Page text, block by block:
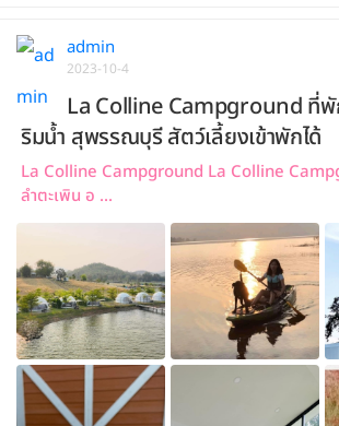
admin
2023-10-4
La Colline Campground ที่พั
ริมน้ำ สุพรรณบุรี สัตว์เลี้ยงเข้าพักได้
La Colline Campground La Colline
ลำตะเพิน อ ...